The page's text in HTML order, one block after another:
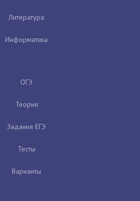
Литература
Информатика
ОГЭ
Теория
Задания ЕГЭ
Тесты
Варианты